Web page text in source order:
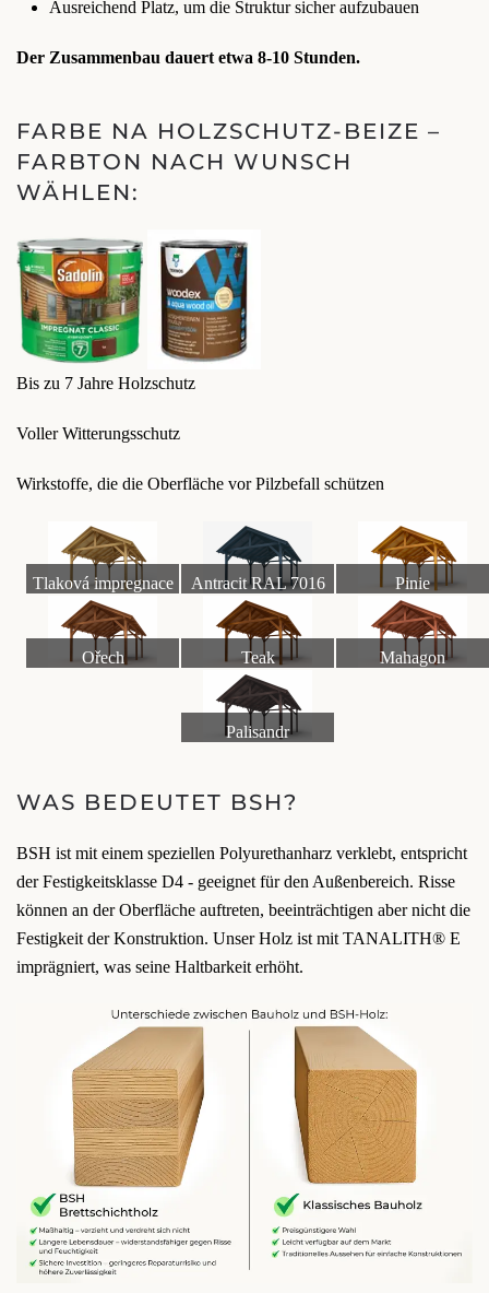
Ausreichend Platz, um die Struktur sicher aufzubauen
Der Zusammenbau dauert etwa 8-10 Stunden.
FARBE NA HOLZSCHUTZ-BEIZE –
FARBTON NACH WUNSCH
WÄHLEN:
Bis zu 7 Jahre Holzschutz
Voller Witterungsschutz
Wirkstoffe, die die Oberfläche vor Pilzbefall schützen
Tlaková impregnace Antracit RAL 7016 Pinie
Ořech Teak Mahagon
Palisandr
WAS BEDEUTET BSH?
BSH ist mit einem speziellen Polyurethanharz verklebt, entspricht
der Festigkeitsklasse D4 - geeignet für den Außenbereich. Risse
können an der Oberfläche auftreten, beeinträchtigen aber nicht die
Festigkeit der Konstruktion. Unser Holz ist mit TANALITH® E
imprägniert, was seine Haltbarkeit erhöht.